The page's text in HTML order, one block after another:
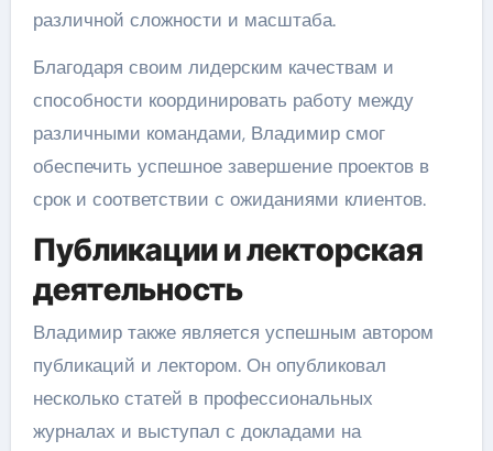
различной сложности и масштаба.
Благодаря своим лидерским качествам и
способности координировать работу между
различными командами, Владимир смог
обеспечить успешное завершение проектов в
срок и соответствии с ожиданиями клиентов.
Публикации и лекторская
деятельность
Владимир также является успешным автором
публикаций и лектором. Он опубликовал
несколько статей в профессиональных
журналах и выступал с докладами на